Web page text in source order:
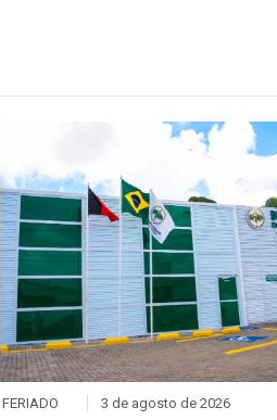
FERIADO 3 de agosto de 2026